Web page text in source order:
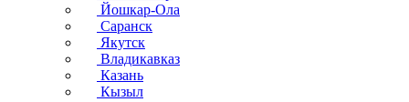
Йошкар-Ола
Саранск
Якутск
Владикавказ
Казань
Кызыл